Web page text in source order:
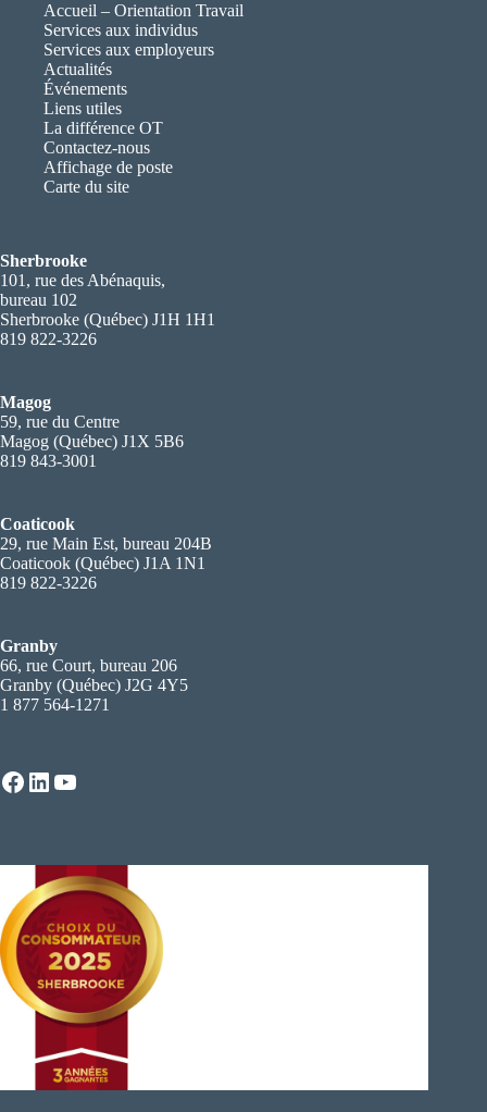
Accueil – Orientation Travail
Services aux individus
Services aux employeurs
Actualités
Événements
Liens utiles
La différence OT
Contactez-nous
Affichage de poste
Carte du site
Sherbrooke
101, rue des Abénaquis,
bureau 102
Sherbrooke (Québec) J1H 1H1
819 822-3226
Magog
59, rue du Centre
Magog (Québec) J1X 5B6
819 843-3001
Coaticook
29, rue Main Est, bureau 204B
Coaticook (Québec) J1A 1N1
819 822-3226
Granby
66, rue Court, bureau 206
Granby (Québec) J2G 4Y5
1 877 564-1271
Facebook
LinkedIn
YouTube